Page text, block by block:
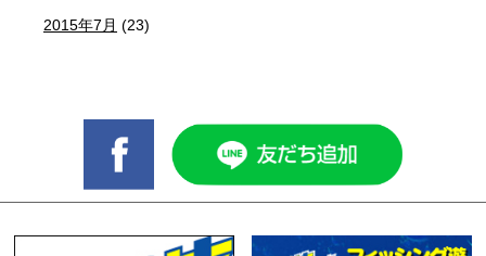
2015年7月 (23)